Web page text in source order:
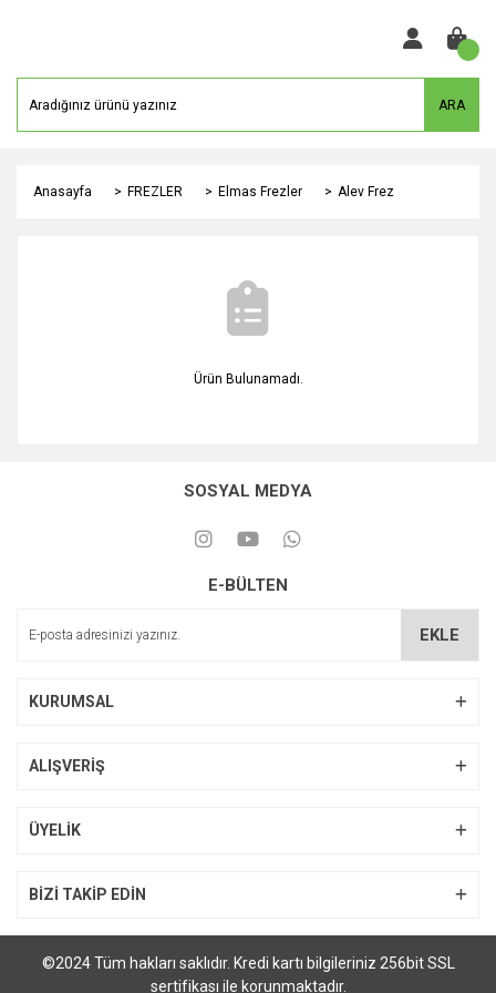
ARA
Anasayfa FREZLER Elmas Frezler Alev Frez
Ürün Bulunamadı.
SOSYAL MEDYA
E-BÜLTEN
EKLE
KURUMSAL
ALIŞVERİŞ
ÜYELİK
BİZİ TAKİP EDİN
©2024 Tüm hakları saklıdır. Kredi kartı bilgileriniz 256bit SSL
sertifikası ile korunmaktadır.